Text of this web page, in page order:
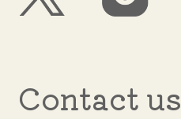
Contact us